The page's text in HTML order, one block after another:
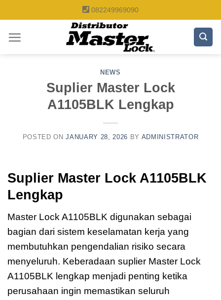
to
content
082249969090
NEWS
Suplier Master Lock
A1105BLK Lengkap
POSTED ONJANUARY 28, 2026 BY ADMINISTRATOR
Suplier Master Lock A1105BLK
Lengkap
Master Lock A1105BLK digunakan sebagai
bagian dari sistem keselamatan kerja yang
membutuhkan pengendalian risiko secara
menyeluruh. Keberadaan suplier Master Lock
A1105BLK lengkap menjadi penting ketika
perusahaan ingin memastikan seluruh